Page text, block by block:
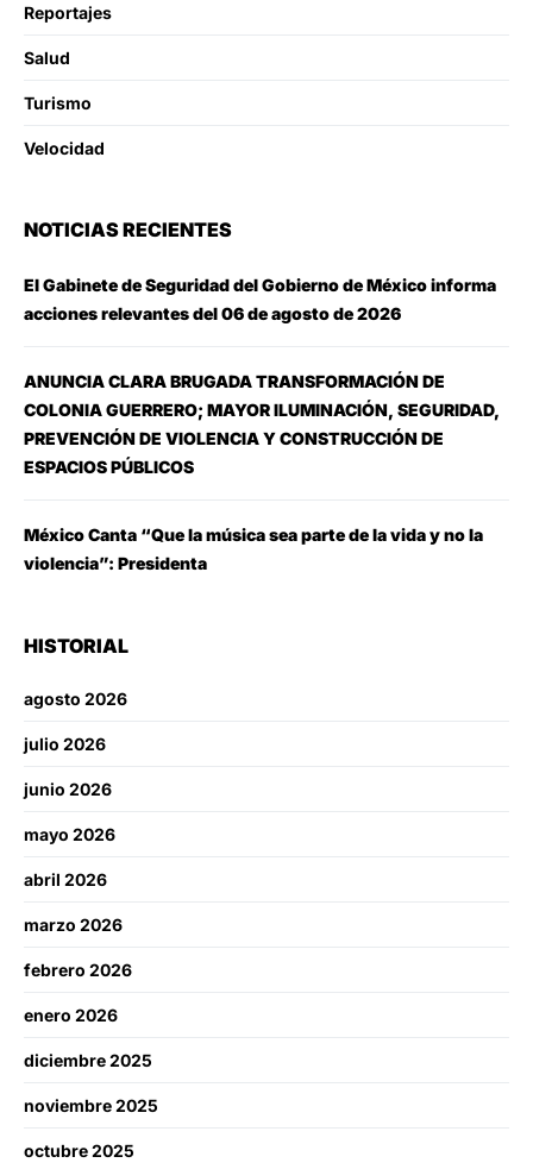
Reportajes
Salud
Turismo
Velocidad
NOTICIAS RECIENTES
El Gabinete de Seguridad del Gobierno de México informa
acciones relevantes del 06 de agosto de 2026
ANUNCIA CLARA BRUGADA TRANSFORMACIÓN DE
COLONIA GUERRERO; MAYOR ILUMINACIÓN, SEGURIDAD,
PREVENCIÓN DE VIOLENCIA Y CONSTRUCCIÓN DE
ESPACIOS PÚBLICOS
México Canta “Que la música sea parte de la vida y no la
violencia”: Presidenta
HISTORIAL
agosto 2026
julio 2026
junio 2026
mayo 2026
abril 2026
marzo 2026
febrero 2026
enero 2026
diciembre 2025
noviembre 2025
octubre 2025